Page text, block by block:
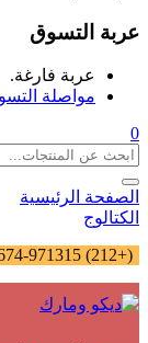
عربة التسوق
عربة فارغة.
مواصلة
0
الصفحة الرئيسية
الكتالوج
(+212) 674-971315